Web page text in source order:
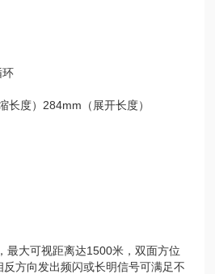
环
长度）284mm（展开长度）
最大可视距离达1500米，双面方位
方向发出频闪或长明信号可满足不